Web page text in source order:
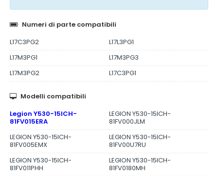
Numeri di parte compatibili
L17C3PG2
L17L3PG1
L17M3PG1
L17M3PG3
L17M3PG2
L17C3PG1
Modelli compatibili
Legion Y530-15ICH-
81FV015ERA
LEGION Y530-15ICH-
81FV000JLM
LEGION Y530-15ICH-
81FV005EMX
LEGION Y530-15ICH-
81FV00U7RU
LEGION Y530-15ICH-
81FV011PHH
LEGION Y530-15ICH-
81FV0180MH